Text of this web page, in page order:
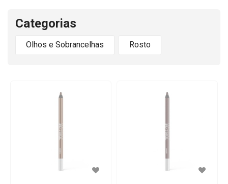
Categorias
Olhos e Sobrancelhas Rosto